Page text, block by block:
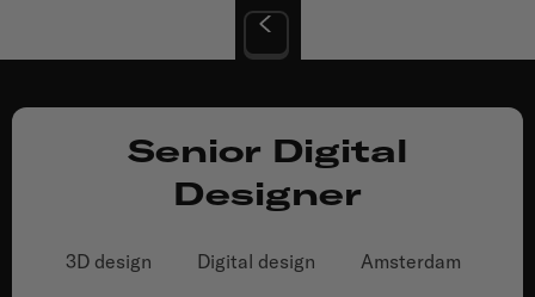
Senior Digital
Designer
3D design Digital design Amsterdam